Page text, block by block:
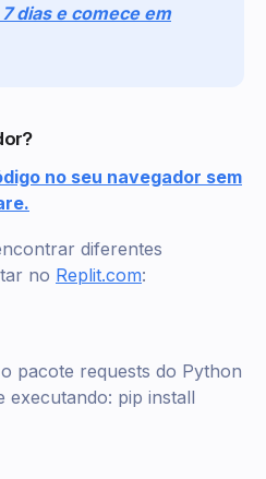
dias e comece em
no seu navegador sem
diferentes
no Replit.com:
pacote requests do Python
executando: pip install